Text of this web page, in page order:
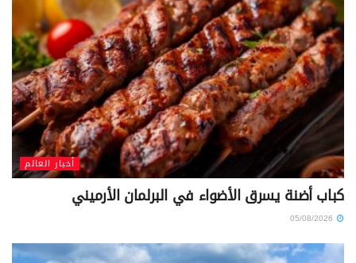
أخبار العالم
كباب أضنة يسرق الأضواء في البرلمان الأرميني